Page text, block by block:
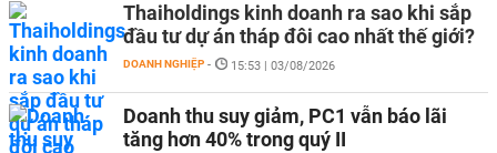
Thaiholdings kinh doanh ra sao khi sắp
đầu tư dự án tháp đôi cao nhất thế giới?
DOANH NGHIỆP - 15:53 | 03/08/2026
Doanh thu suy giảm, PC1 vẫn báo lãi
tăng hơn 40% trong quý II